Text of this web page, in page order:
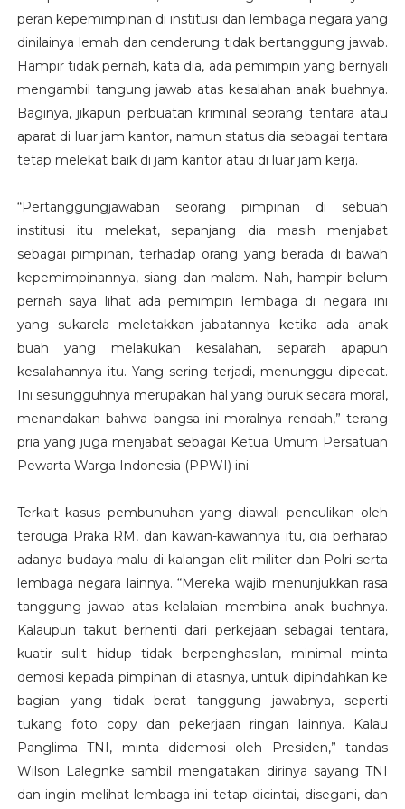
peran kepemimpinan di institusi dan lembaga negara yang
dinilainya lemah dan cenderung tidak bertanggung jawab.
Hampir tidak pernah, kata dia, ada pemimpin yang bernyali
mengambil tangung jawab atas kesalahan anak buahnya.
Baginya, jikapun perbuatan kriminal seorang tentara atau
aparat di luar jam kantor, namun status dia sebagai tentara
tetap melekat baik di jam kantor atau di luar jam kerja.
“Pertanggungjawaban seorang pimpinan di sebuah
institusi itu melekat, sepanjang dia masih menjabat
sebagai pimpinan, terhadap orang yang berada di bawah
kepemimpinannya, siang dan malam. Nah, hampir belum
pernah saya lihat ada pemimpin lembaga di negara ini
yang sukarela meletakkan jabatannya ketika ada anak
buah yang melakukan kesalahan, separah apapun
kesalahannya itu. Yang sering terjadi, menunggu dipecat.
Ini sesungguhnya merupakan hal yang buruk secara moral,
menandakan bahwa bangsa ini moralnya rendah,” terang
pria yang juga menjabat sebagai Ketua Umum Persatuan
Pewarta Warga Indonesia (PPWI) ini.
Terkait kasus pembunuhan yang diawali penculikan oleh
terduga Praka RM, dan kawan-kawannya itu, dia berharap
adanya budaya malu di kalangan elit militer dan Polri serta
lembaga negara lainnya. “Mereka wajib menunjukkan rasa
tanggung jawab atas kelalaian membina anak buahnya.
Kalaupun takut berhenti dari perkejaan sebagai tentara,
kuatir sulit hidup tidak berpenghasilan, minimal minta
demosi kepada pimpinan di atasnya, untuk dipindahkan ke
bagian yang tidak berat tanggung jawabnya, seperti
tukang foto copy dan pekerjaan ringan lainnya. Kalau
Panglima TNI, minta didemosi oleh Presiden,” tandas
Wilson Lalegnke sambil mengatakan dirinya sayang TNI
dan ingin melihat lembaga ini tetap dicintai, disegani, dan